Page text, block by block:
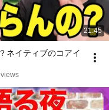
21:45
ネイティブのコアイ